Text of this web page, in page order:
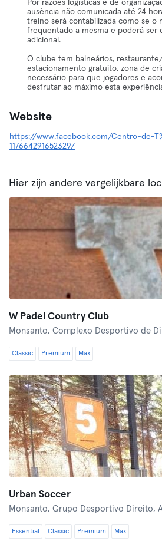
Por razões logísticas e de
ausência não comunicada até 24
treino será contabilizada como se o
frequentado a mesma e poderá ser
adicional.
O clube tem balneários,
estacionamento gratuito, zona de
necessário para que jogadores e
desfrutar ao máximo esta
Website
https://www.facebook.com/Centro-de-
117664291652329/
Hier zijn andere vergelijkbare
W Padel Country Club
Monsanto, Complexo Desportivo de Direito,
Classic Premium Max
Urban Soccer
Monsanto, Grupo Desportivo Direito, Alto da
Essential Classic Premium Max